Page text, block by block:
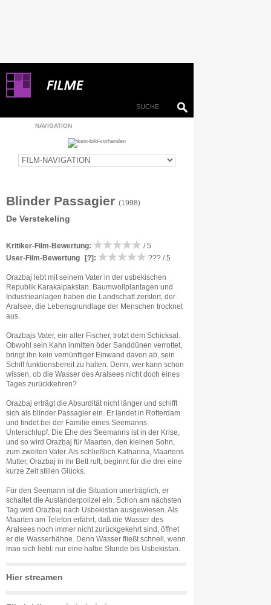
NAVIGATION
Blinder Passagier (1998)
De Verstekeling
Kritiker-Film-Bewertung:
/ 5
User-Film-Bewertung
[?] : ??? / 5
Orazbaj lebt mit seinem Vater in der usbekischen
Republik Karakalpakstan. Baumwollplantagen und
Industrieanlagen haben die Landschaft zerstört, der
Aralsee, die Lebensgrundlage der Menschen trocknet
aus.
Orazbajs Vater, ein alter Fischer, trotzt dem Schicksal.
Obwohl sein Kahn inmitten öder Sanddünen verrottet,
bringt ihn kein vernünftiger Einwand davon ab, sein
Schiff funktionsbereit zu halten. Denn, wer kann schon
wissen, ob die Wasser des Aralsees nicht doch eines
Tages zurückkehren?
Orazbaj erträgt die Absurdität nicht länger und schifft
sich als blinder Passagier ein. Er landet in Rotterdam
und findet bei der Familie eines Seemanns
Unterschlupf. Die Ehe des Seemanns ist in der Krise,
und so wird Orazbaj für Maarten, den kleinen Sohn,
zum zweiten Vater. Als schließlich Katharina, Maartens
Mutter, Orazbaj in ihr Bett ruft, beginnt für die drei eine
kurze Zeit stillen Glücks.
Für den Seemann ist die Situation unerträglich, er
schaltet die Ausländerpolizei ein. Schon am nächsten
Tag wird Orazbaj nach Usbekistan ausgewiesen. Als
Maarten am Telefon erfährt, daß die Wasser des
Aralsees noch immer nicht zurückgekehrt sind, öffnet
er die Wasserhähne. Denn Wasser fließt schnell, wenn
man sich liebt: nur eine halbe Stunde bis Usbekistan.
Hier streamen